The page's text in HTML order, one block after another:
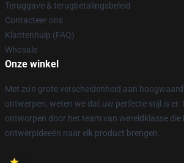
Teruggave & terugbetalingsbeleid
Contacteer ons
Klantenhulp (FAQ)
Whosale
Onze winkel
Met zo'n grote verscheidenheid aan
ontwerpen, weten we dat uw perfecte stijl is er.
ontworpen door het team van wereldklasse die
ontwerpideeën naar elk product brengen.